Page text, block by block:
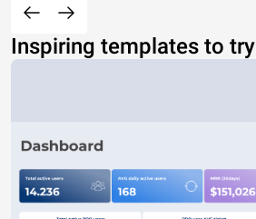
Inspiring templates to try